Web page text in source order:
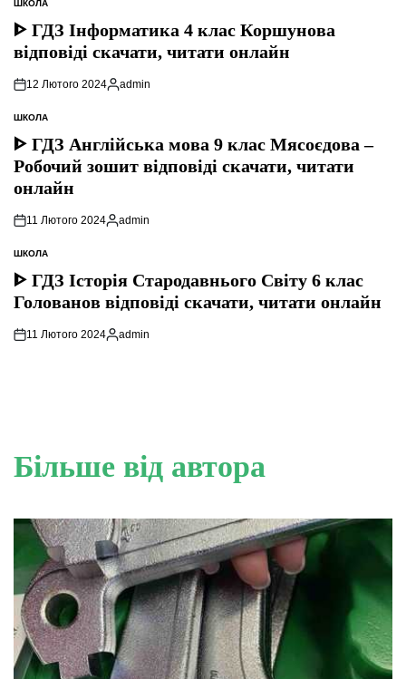
ОПУБЛІКУВАТИ
У
ШКОЛА
ᐈ ГДЗ Інформатика 4 клас Коршунова
відповіді скачати, читати онлайн
12 Лютого 2024
Опубліковано
admin
ОПУБЛІКУВАТИ
У
ШКОЛА
ᐈ ГДЗ Англійська мова 9 клас Мясоєдова –
Робочий зошит відповіді скачати, читати
онлайн
11 Лютого 2024
Опубліковано
admin
ОПУБЛІКУВАТИ
У
ШКОЛА
ᐈ ГДЗ Історія Стародавнього Свiту 6 клас
Голованов відповіді скачати, читати онлайн
11 Лютого 2024
Опубліковано
admin
Більше від автора